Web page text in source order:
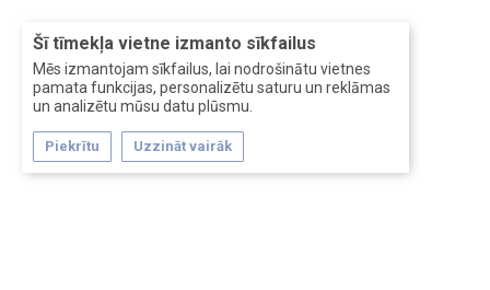
Šī tīmekļa vietne izmanto sīkfailus
Mēs izmantojam sīkfailus, lai nodrošinātu vietnes
pamata funkcijas, personalizētu saturu un reklāmas
un analizētu mūsu datu plūsmu.
Piekrītu Uzzināt vairāk